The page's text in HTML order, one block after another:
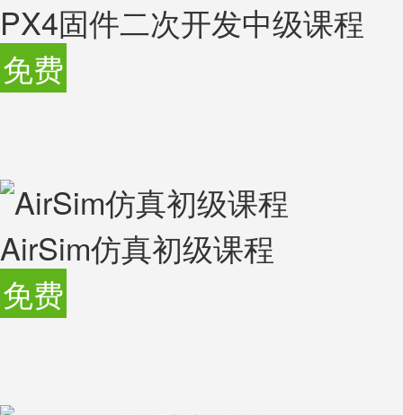
PX4固件二次开发中级课程
免费
AirSim仿真初级课程
免费